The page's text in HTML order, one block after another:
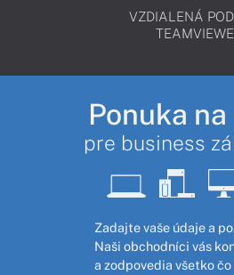
VZDIALENÁ
Ponuka
pre business
Zadajte vaše údaje a
Naši obchodníci vás
a zodpovedia všetko